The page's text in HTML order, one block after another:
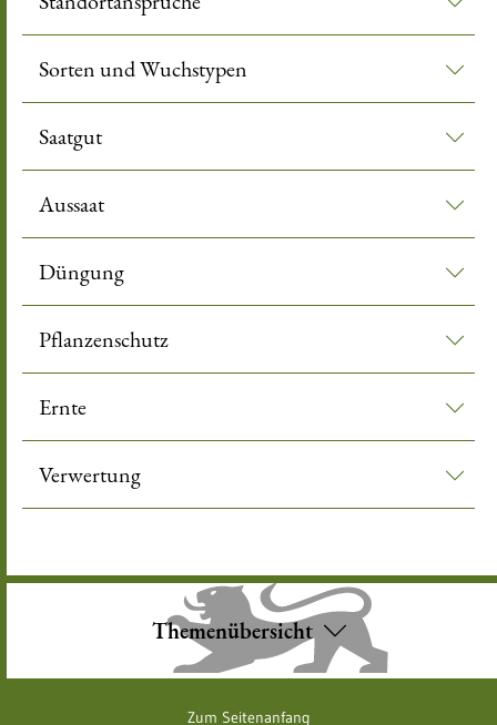
Sorten und Wuchstypen
Saatgut
Aussaat
Düngung
Pflanzenschutz
Ernte
Verwertung
Themenübersicht
Zum Seitenanfang